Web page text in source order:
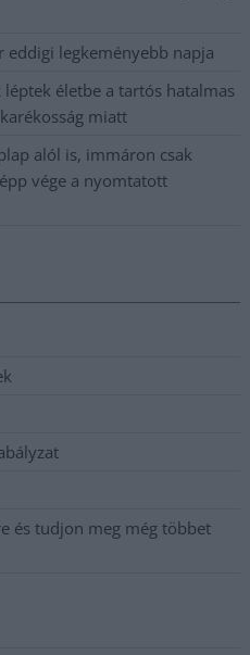
eddigi legkeményebb napja
életbe a tartós hatalmas
miatt
alól is, immáron csak
vége a nyomtatott
és tudjon meg még többet